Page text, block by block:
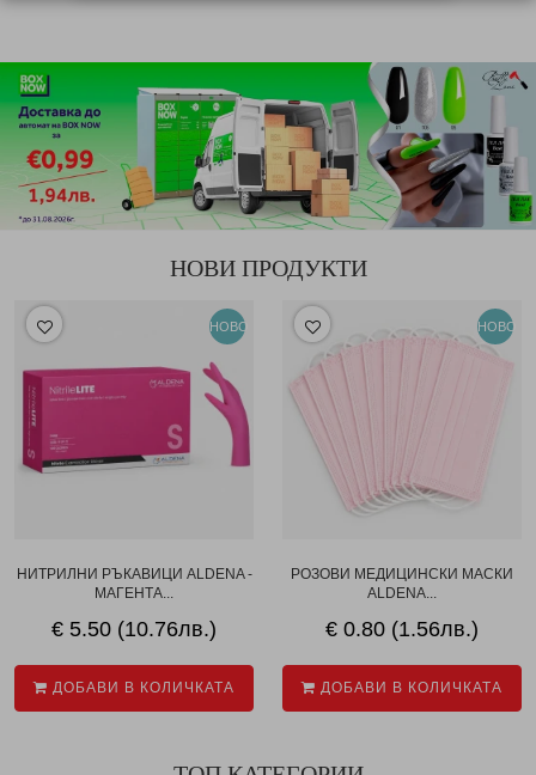
НОВИ ПРОДУКТИ
НОВО
НИТРИЛНИ РЪКАВИЦИ ALDENA -
МАГЕНТА...
€ 5.50 (10.76лв.)
ДОБАВИ В КОЛИЧКАТА
НОВО
РОЗОВИ МЕДИЦИНСКИ МАСКИ
ALDENA...
€ 0.80 (1.56лв.)
ДОБАВИ В КОЛИЧКАТА